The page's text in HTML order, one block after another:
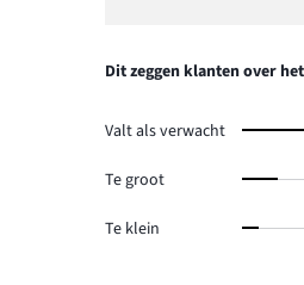
12.
reviews
Dit zeggen klanten over
Valt als verwacht
Te groot
Te klein